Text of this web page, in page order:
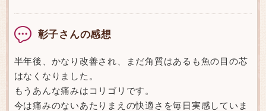
彰子さんの感想
半年後、かなり改善され、まだ角質はあるも魚の目の芯
はなくなりました。
もうあんな痛みはコリゴリです。
今は痛みのないあたりまえの快適さを毎日実感していま